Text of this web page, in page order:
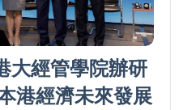
大經管學院辦研
港經濟未來發展